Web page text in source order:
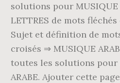
solutions pour MUSIQUE
LETTRES de mots
Sujet et définition de
croisés ⇒ MUSIQUE
toutes les solutions pour
ARABE. Ajouter cette